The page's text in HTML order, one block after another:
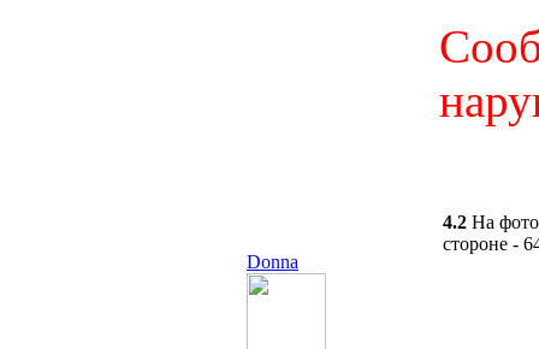
Donna
4.2 На
стороне -